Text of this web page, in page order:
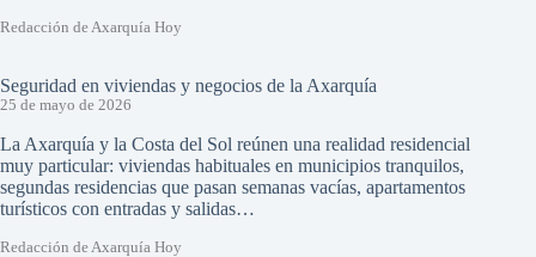
Redacción de Axarquía Hoy
Seguridad en viviendas y negocios de la Axarquía
25 de mayo de 2026
La Axarquía y la Costa del Sol reúnen una realidad residencial
muy particular: viviendas habituales en municipios tranquilos,
segundas residencias que pasan semanas vacías, apartamentos
turísticos con entradas y salidas…
Redacción de Axarquía Hoy